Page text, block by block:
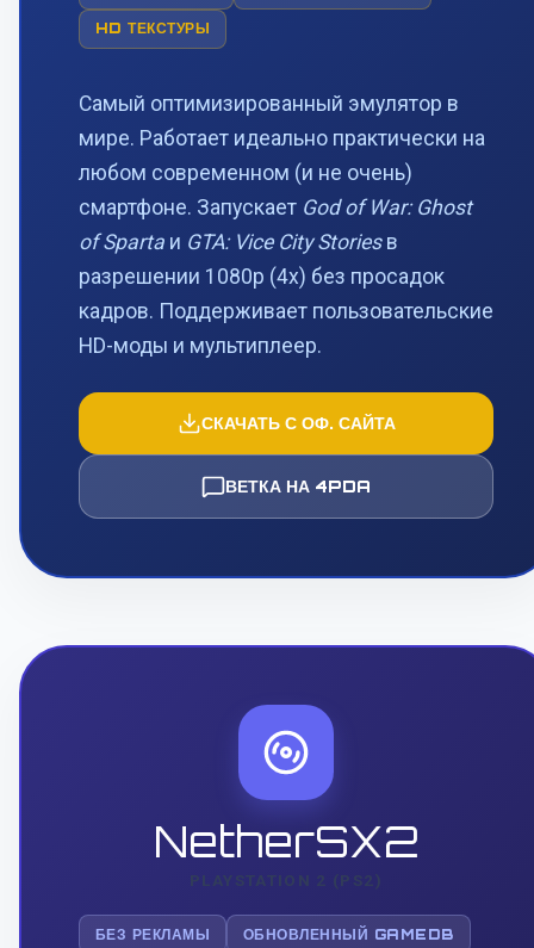
HD ТЕКСТУРЫ
Самый оптимизированный эмулятор в
мире. Работает идеально практически на
любом современном (и не очень)
смартфоне. Запускает God of War: Ghost
of Sparta и GTA: Vice City Storiesв
разрешении 1080p (4x) без просадок
кадров. Поддерживает пользовательские
HD-моды и мультиплеер.
СКАЧАТЬ С ОФ. САЙТА
ВЕТКА НА 4PDA
NetherSX2
PLAYSTATION 2 (PS2)
БЕЗ РЕКЛАМЫ ОБНОВЛЕННЫЙ GAMEDB